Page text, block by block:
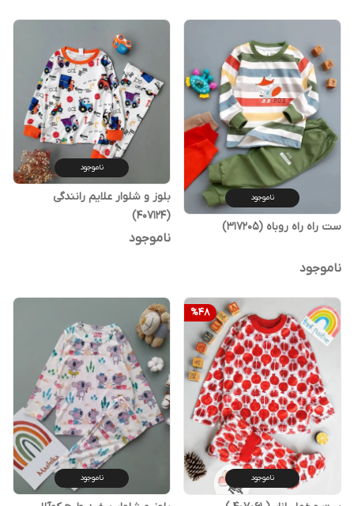
ناموجود
ست راه راه روباه (317205)
ناموجود
ناموجود
بلوز و شلوار علایم رانندگی
(407124)
ناموجود
%48
ناموجود ناموجود